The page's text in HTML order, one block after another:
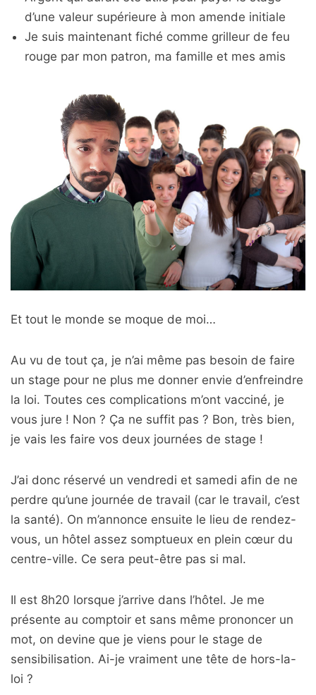
d’une valeur supérieure à mon amende initiale
Je suis maintenant fiché comme grilleur de feu
rouge par mon patron, ma famille et mes amis
Et tout le monde se moque de moi…
Au vu de tout ça, je n’ai même pas besoin de faire
un stage pour ne plus me donner envie d’enfreindre
la loi. Toutes ces complications m’ont vacciné, je
vous jure ! Non ? Ça ne suffit pas ? Bon, très bien,
je vais les faire vos deux journées de stage !
J’ai donc réservé un vendredi et samedi afin de ne
perdre qu’une journée de travail (car le travail, c’est
la santé). On m’annonce ensuite le lieu de rendez-
vous, un hôtel assez somptueux en plein cœur du
centre-ville. Ce sera peut-être pas si mal.
Il est 8h20 lorsque j’arrive dans l’hôtel. Je me
présente au comptoir et sans même prononcer un
mot, on devine que je viens pour le stage de
sensibilisation. Ai-je vraiment une tête de hors-la-
loi ?